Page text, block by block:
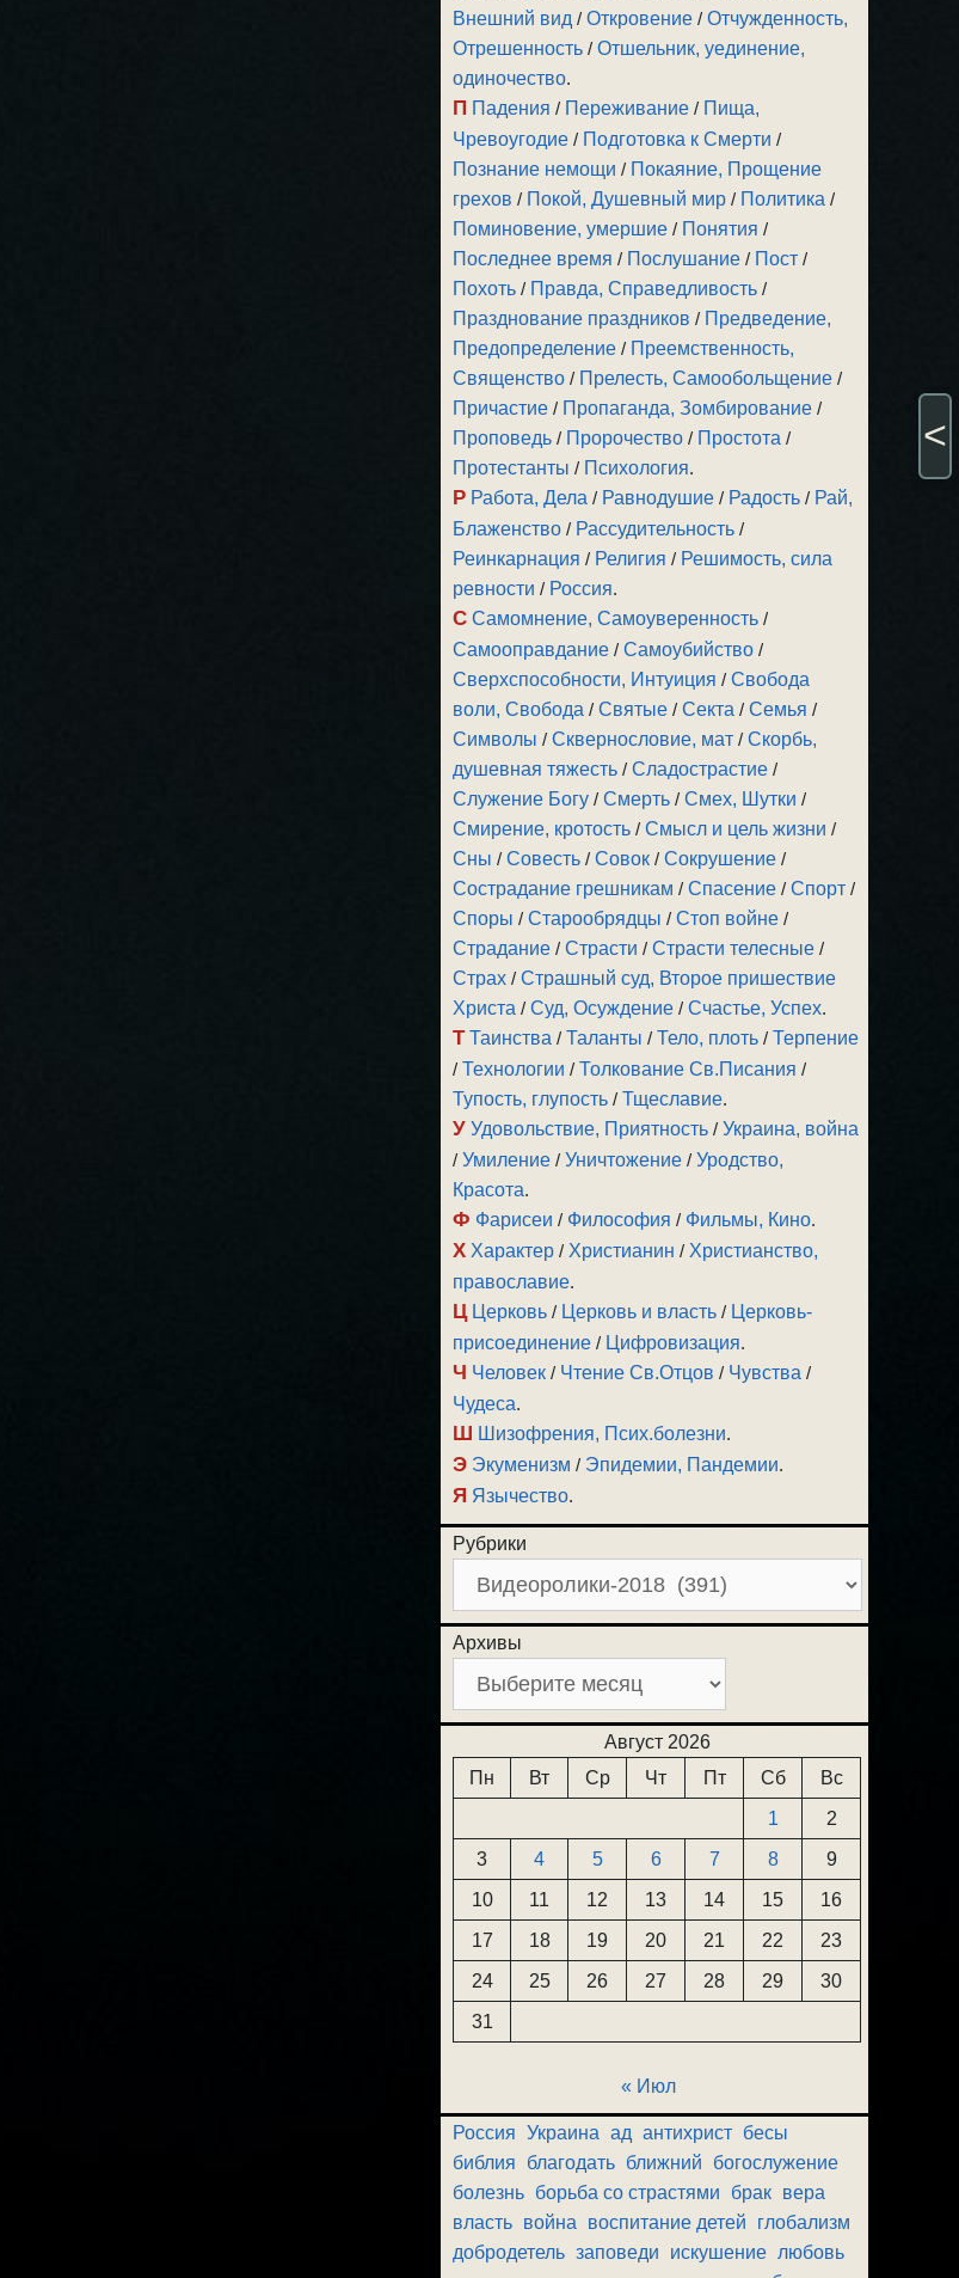
Внешний вид /Откровение /Отчужденность,
Отрешенность /Отшельник, уединение,
одиночество.
П Падения / Переживание / Пища,
Чревоугодие / Подготовка к Смерти /
Познание немощи / Покаяние, Прощение
грехов / Покой, Душевный мир / Политика /
Поминовение, умершие / Понятия /
Последнее время / Послушание / Пост /
Похоть / Правда, Справедливость /
Празднование праздников / Предведение,
Предопределение / Преемственность,
Священство / Прелесть, Самообольщение /
Причастие / Пропаганда, Зомбирование /
Проповедь / Пророчество / Простота /
Протестанты / Психология.
Р Работа, Дела / Равнодушие / Радость / Рай,
Блаженство / Рассудительность /
Реинкарнация / Религия / Решимость, сила
ревности / Россия.
С Самомнение, Самоуверенность /
Самооправдание /Самоубийство /
Сверхспособности, Интуиция /Свобода
воли, Свобода /Святые /Секта /Семья /
Символы /Сквернословие, мат /Скорбь,
душевная тяжесть /Сладострастие /
Служение Богу /Смерть /Смех, Шутки /
Смирение, кротость /Смысл и цель жизни /
Сны /Совесть /Совок /Сокрушение /
Сострадание грешникам /Спасение /Спорт /
Споры /Старообрядцы /Стоп войне /
Страдание /Страсти /Страсти телесные /
Страх /Страшный суд, Второе пришествие
Христа /Суд, Осуждение /Счастье, Успех.
Т Таинства /Таланты /Тело, плоть /Терпение
/Технологии /Толкование Св.Писания /
Тупость, глупость /Тщеславие.
У Удовольствие, Приятность /Украина, война
/Умиление /Уничтожение /Уродство,
Красота.
Ф Фарисеи / Философия / Фильмы, Кино.
Х Характер / Христианин / Христианство,
православие.
Ц Церковь / Церковь и власть / Церковь-
присоединение / Цифровизация.
Ч Человек / Чтение Св.Отцов / Чувства /
Чудеса.
Ш Шизофрения, Псих.болезни.
Э Экуменизм / Эпидемии, Пандемии.
Я Язычество.
Рубрики
Архивы
Август 2026
Пн
Вт Ср Чт Пт Сб
Вс
1
2
3
4 5 6 7 8
9
10
11 12 13 14 15
16
17
18 19 20 21 22
23
24
25 26 27 28 29
30
31
« Июл
Россия Украина ад антихрист бесы
библия
благодать ближний
богослужение
болезнь борьба со страстями брак вера
власть война воспитание детей
глобализм
добродетель заповеди искушение любовь
<